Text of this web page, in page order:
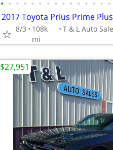
• • • • • • • • • • • • • • •
2017 Toyota Prius Prime Plus
8/3
108k
mi
$27,951